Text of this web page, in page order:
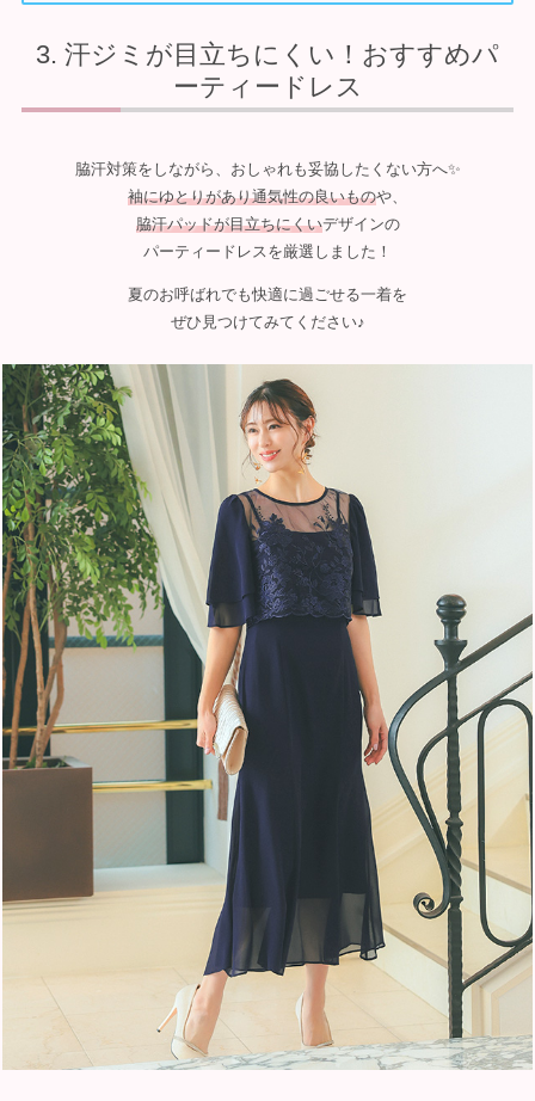
汗ジミが目立ちにくい！おすすめパ
ーティードレス
脇汗対策をしながら、おしゃれも妥協したくない方へ✨
袖にゆとりがあり通気性の良いものや、
脇汗パッドが目立ちにくいデザインの
パーティードレスを厳選しました！
夏のお呼ばれでも快適に過ごせる一着を
ぜひ見つけてみてください♪